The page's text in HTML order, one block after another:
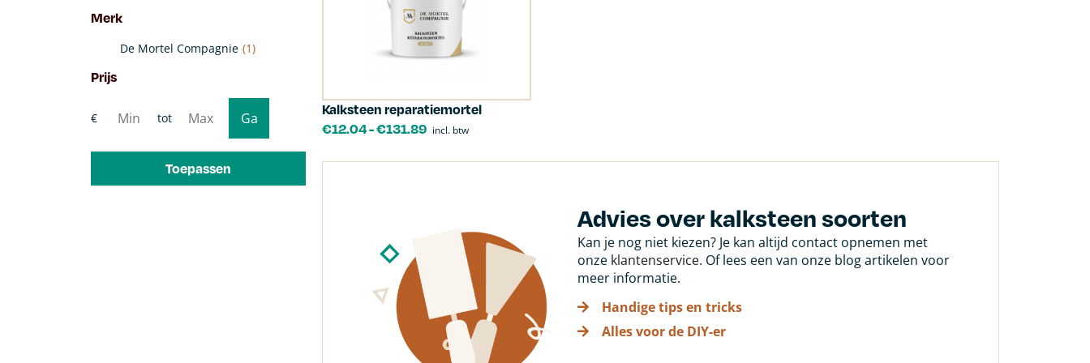
Merk
De Mortel Compagnie (1)
Prijs
Toepassen
Kalksteen reparatiemortel
€12.04-€131.89 incl. btw
Advies over kalksteen soorten
Kan je nog niet kiezen? Je kan altijd contact opnemen met
onze klantenservice. Of lees een van onze blog artikelen voor
meer informatie.
Handige tips en tricks
Alles voor de DIY-er